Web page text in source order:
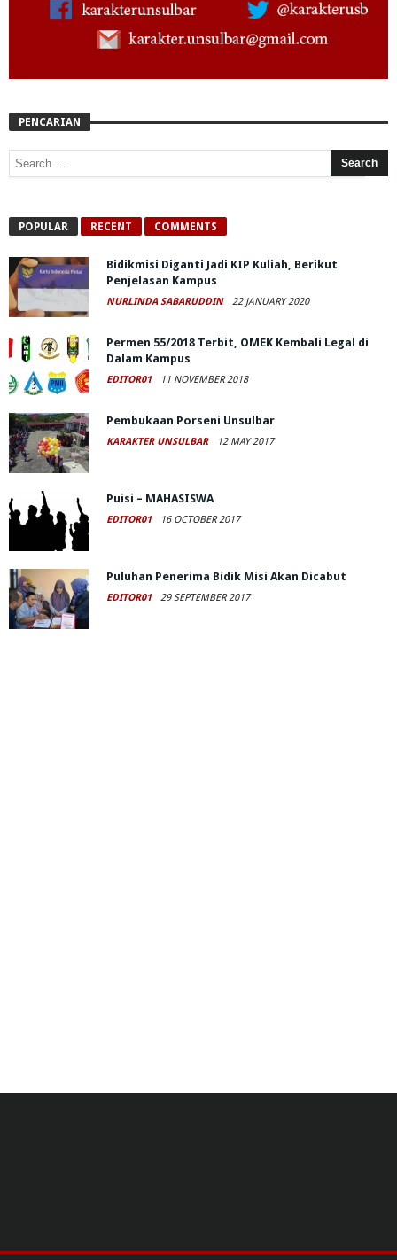
PENCARIAN
POPULAR RECENT COMMENTS
Bidikmisi Diganti Jadi KIP Kuliah, Berikut
Penjelasan Kampus
NURLINDA SABARUDDIN 22 JANUARY 2020
Permen 55/2018 Terbit, OMEK Kembali Legal di
Dalam Kampus
EDITOR01 11 NOVEMBER 2018
Pembukaan Porseni Unsulbar
KARAKTER UNSULBAR 12 MAY 2017
Puisi – MAHASISWA
EDITOR01 16 OCTOBER 2017
Puluhan Penerima Bidik Misi Akan Dicabut
EDITOR01 29 SEPTEMBER 2017